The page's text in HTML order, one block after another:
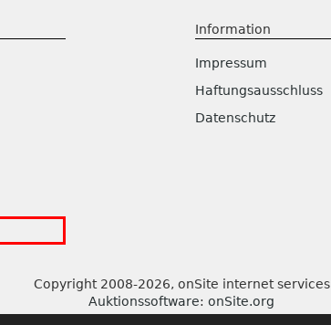
Information
Impressum
Haftungsausschluss
Datenschutz
Copyright 2008-2026, onSite internet services
Auktionssoftware: onSite.org